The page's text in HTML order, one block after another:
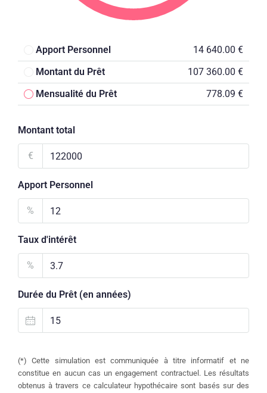
Apport Personnel
14 640.00 €
Montant du Prêt
107 360.00 €
Mensualité du Prêt
778.09 €
Montant total
€
Apport Personnel
%
Taux d'intérêt
%
Durée du Prêt (en années)
(*) Cette simulation est communiquée à titre informatif et ne
constitue en aucun cas un engagement contractuel. Les résultats
obtenus à travers ce calculateur hypothécaire sont basés sur des